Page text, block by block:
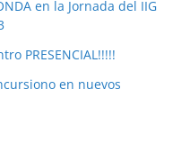
en la Jornada del IIG
PRESENCIAL!!!!!
en nuevos